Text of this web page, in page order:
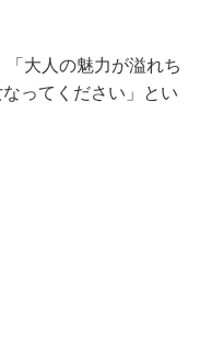
大人の魅力が溢れち
ってください」とい